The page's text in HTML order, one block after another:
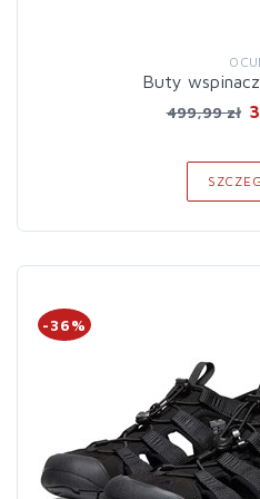
Buty
499,99 zł
-36%